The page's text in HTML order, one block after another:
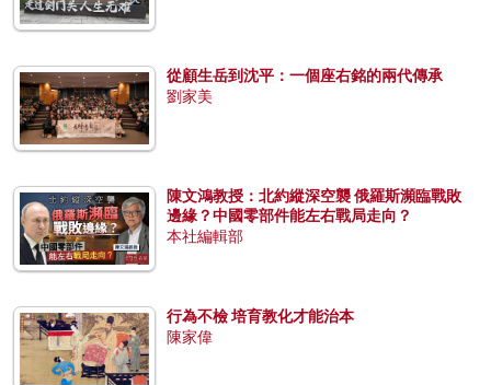
從顧生岳到沈平：一個座右銘的兩代傳承
劉家美
陳文鴻教授：北約縱深空襲 俄羅斯瀕臨戰敗
邊緣？中國零部件能左右戰局走向？
本社編輯部
行為不檢 培育教化才能治本
陳家偉